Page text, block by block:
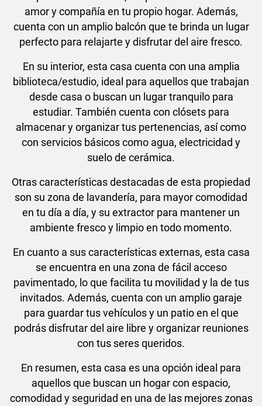
amor y compañía en tu propio hogar. Además,
cuenta con un amplio balcón que te brinda un lugar
perfecto para relajarte y disfrutar del aire fresco.
En su interior, esta casa cuenta con una amplia
biblioteca/estudio, ideal para aquellos que trabajan
desde casa o buscan un lugar tranquilo para
estudiar. También cuenta con clósets para
almacenar y organizar tus pertenencias, así como
con servicios básicos como agua, electricidad y
suelo de cerámica.
Otras características destacadas de esta propiedad
son su zona de lavandería, para mayor comodidad
en tu día a día, y su extractor para mantener un
ambiente fresco y limpio en todo momento.
En cuanto a sus características externas, esta casa
se encuentra en una zona de fácil acceso
pavimentado, lo que facilita tu movilidad y la de tus
invitados. Además, cuenta con un amplio garaje
para guardar tus vehículos y un patio en el que
podrás disfrutar del aire libre y organizar reuniones
con tus seres queridos.
En resumen, esta casa es una opción ideal para
aquellos que buscan un hogar con espacio,
comodidad y seguridad en una de las mejores zonas